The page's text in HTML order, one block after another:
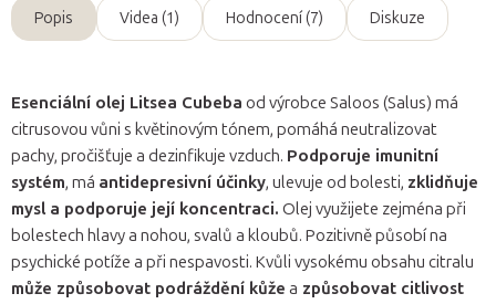
Popis Videa (1) Hodnocení (7) Diskuze
Esenciální olej Litsea Cubeba od výrobce Saloos (Salus) má
citrusovou vůni s květinovým tónem, pomáhá neutralizovat
pachy, pročišťuje a dezinfikuje vzduch. Podporuje imunitní
systém, má antidepresivní účinky, ulevuje od bolesti, zklidňuje
mysl a podporuje její koncentraci. Olej využijete zejména při
bolestech hlavy a nohou, svalů a kloubů. Pozitivně působí na
psychické potíže a při nespavosti. Kvůli vysokému obsahu citralu
může způsobovat podráždění kůže a způsobovat citlivost